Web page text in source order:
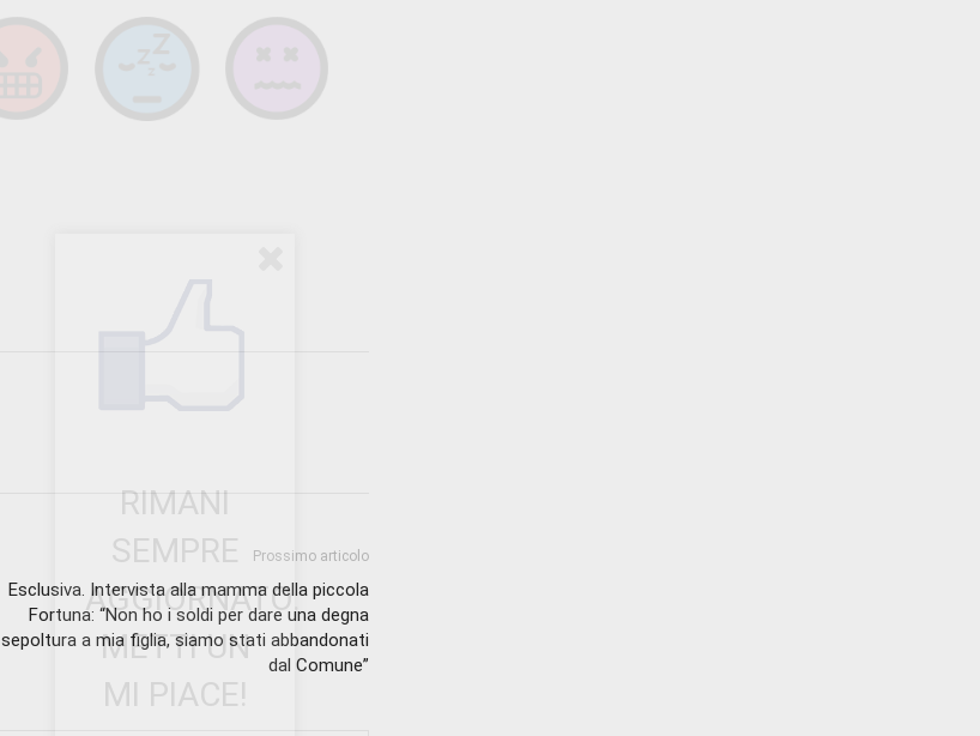
Prossimo articolo
Esclusiva. Intervista alla mamma della piccola
Fortuna: “Non ho i soldi per dare una degna
sepoltura a mia figlia, siamo stati abbandonati
dal Comune”
RIMANI
SEMPRE
AGGIORNATO.
METTI UN
MI PIACE!